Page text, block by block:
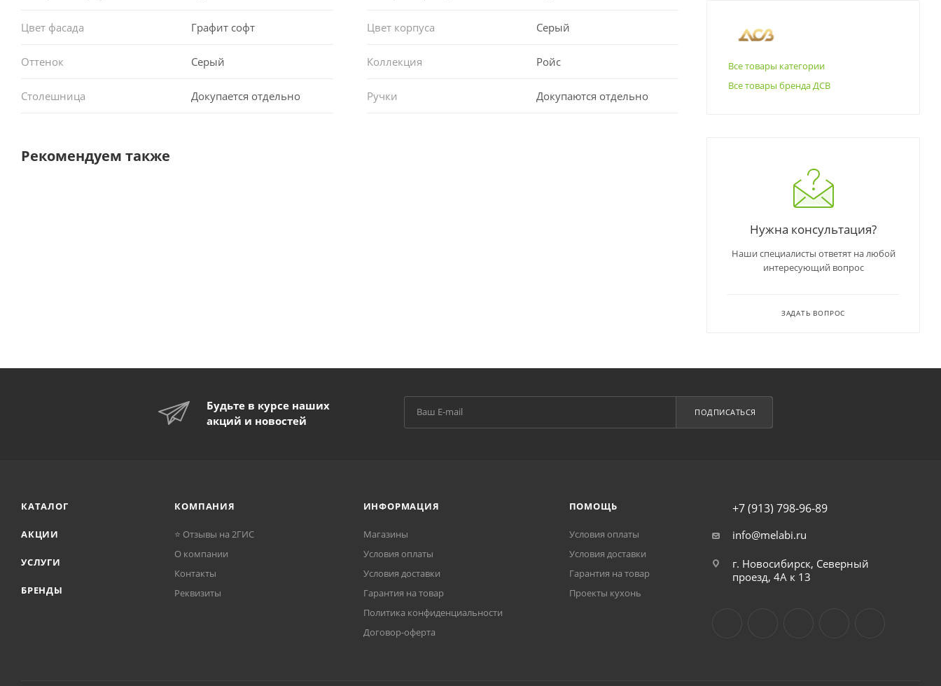
Цвет фасада Графит софт Цвет корпуса Серый
Оттенок Серый Коллекция Ройс
Столешница Докупается отдельно Ручки Докупаются отдельно
Рекомендуем также
Все товары категории
Все товары бренда ДСВ
Нужна консультация?
Наши специалисты ответят на любой
интересующий вопрос
ЗАДАТЬ ВОПРОС
Будьте в курсе наших
акций и новостей
ПОДПИСАТЬСЯ
КАТАЛОГ
АКЦИИ
УСЛУГИ
БРЕНДЫ
КОМПАНИЯ
⭐ Отзывы на 2ГИС
О компании
Контакты
Реквизиты
ИНФОРМАЦИЯ
Магазины
Условия оплаты
Условия доставки
Гарантия на товар
Политика конфиденциальности
Договор-оферта
ПОМОЩЬ
Условия оплаты
Условия доставки
Гарантия на товар
Проекты кухонь
+7 (913) 798-96-89
info@melabi.ru
г. Новосибирск, Северный
проезд, 4А к 13